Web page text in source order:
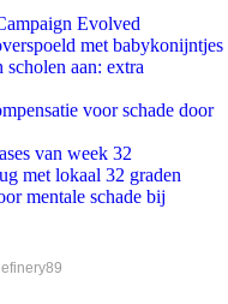
Evolved
met babykonijntjes
aan: extra
voor schade door
van week 32
met lokaal 32 graden
mentale schade bij